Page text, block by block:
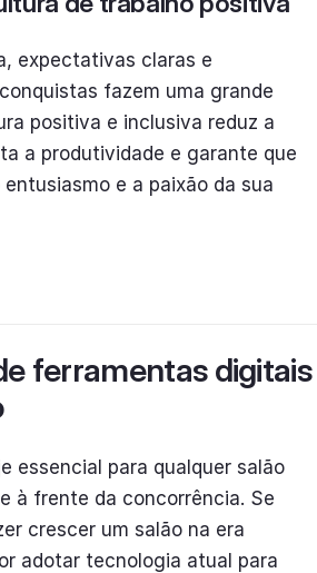
expectativas claras e
fazem uma grande
positiva e inclusiva reduz a
a produtividade e garante que
e a paixão da sua
ferramentas digitais
essencial para qualquer salão
à frente da concorrência. Se
crescer um salão na era
adotar tecnologia atual para